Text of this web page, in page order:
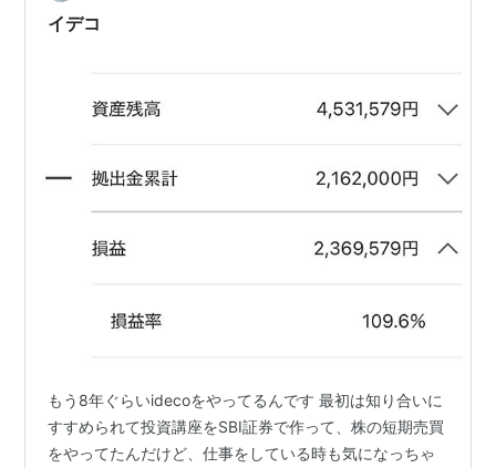
去、同じようなことが起きた時、株価はどうなったの
イデコ
もう8年ぐらいidecoをやってるんです 最初は知り合いに
すすめられて投資講座をSBI証券で作って、株の短期売買
をやってたんだけど、仕事をしている時も気になっちゃ